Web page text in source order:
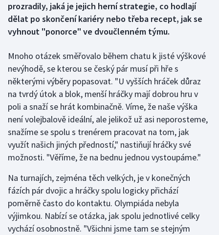
Golf
Gymnastika
Házená
Jezdectví
Judo
Krasobruslení
Lezení
Lyže a snowboard
Moderní pětiboj
Motorsport
prozradily, jaká je jejich herní strategie, co hodlají
dělat po skončení kariéry nebo třeba recept, jak se
vyhnout "ponorce" ve dvoučlenném týmu.
Mnoho otázek směřovalo během chatu k jisté výškové
nevýhodě, se kterou se český pár musí při hře s
některými výběry popasovat. "U vyšších hráček důraz
na tvrdý útok a blok, menší hráčky mají dobrou hru v
poli a snaží se hrát kombinačně. Víme, že naše výška
není volejbalově ideální, ale jelikož už asi neporosteme,
snažíme se spolu s trenérem pracovat na tom, jak
využít našich jiných předností," nastiňují hráčky své
možnosti. "Věříme, že na bednu jednou vystoupáme."
Na turnajích, zejména těch velkých, je v konečných
fázích pár dvojic a hráčky spolu logicky přichází
poměrně často do kontaktu. Olympiáda nebyla
výjimkou. Nabízí se otázka, jak spolu jednotlivé celky
vychází osobnostně. "Všichni jsme tam se stejným